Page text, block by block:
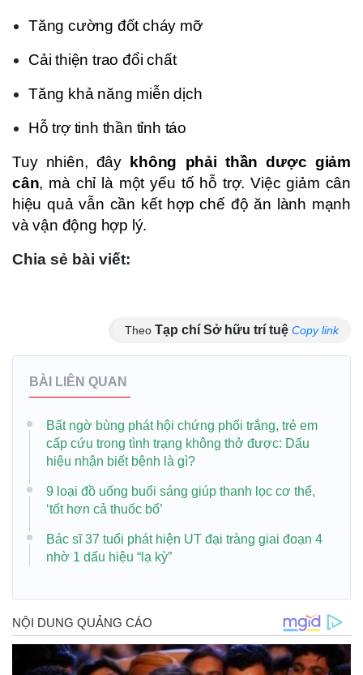
Tăng cường đốt cháy mỡ
Cải thiện trao đổi chất
Tăng khả năng miễn dịch
Hỗ trợ tinh thần tỉnh táo
Tuy nhiên, đây không phải thần dược giảm
cân, mà chỉ là một yếu tố hỗ trợ. Việc giảm cân
hiệu quả vẫn cần kết hợp chế độ ăn lành mạnh
và vận động hợp lý.
Chia sẻ bài viết:
Theo Tạp chí Sở hữu trí tuệ Copy link
BÀI LIÊN QUAN
Bất ngờ bùng phát hội chứng phổi trắng, trẻ em
cấp cứu trong tình trạng không thở được: Dấu
hiệu nhận biết bệnh là gì?
9 loại đồ uống buổi sáng giúp thanh lọc cơ thể,
‘tốt hơn cả thuốc bổ’
Bác sĩ 37 tuổi phát hiện UT đại tràng giai đoạn 4
nhờ 1 dấu hiệu “lạ kỳ”